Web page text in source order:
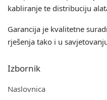
kabliranje te distribuciju
Garancija je kvalitetne
rješenja tako i u
Izbornik
Naslovnica